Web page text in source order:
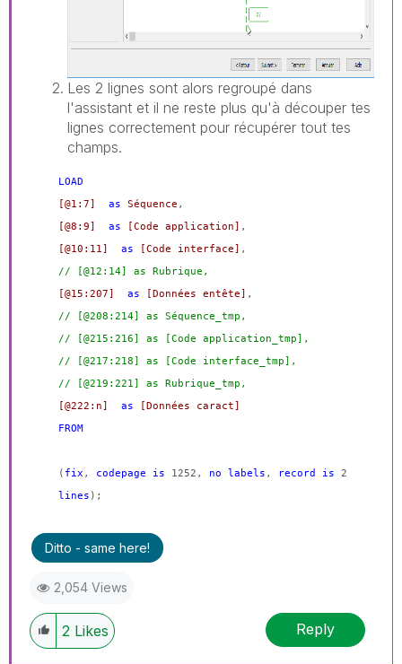
Les 2 lignes sont alors regroupé dans
l'assistant et il ne reste plus qu'à découper tes
lignes correctement pour récupérer tout tes
champs.
LOAD
[@1:7]
as Séquence ,
[@8:9]
as [Code application] ,
[@10:11]
as [Code interface] ,
// [@12:14] as Rubrique,
[@15:207]
as [Données entête] ,
// [@208:214] as Séquence_tmp,
// [@215:216] as [Code application_tmp],
// [@217:218] as [Code interface_tmp],
// [@219:221] as Rubrique_tmp,
[@222:n]
as
[Données caract]
FROM
( fix , codepage is 1252, no labels , record is 2
lines );
Ditto - same here!
2,054 Views
2 Likes Reply